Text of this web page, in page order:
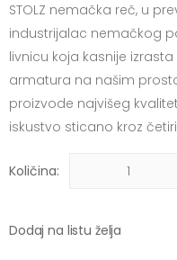
STOLZ nemačka reč, u
industrijalac nemačkog
livnicu koja kasnije
armatura na našim
proizvode najvišeg
iskustvo sticano kroz
Količina:
Dodaj na listu želja